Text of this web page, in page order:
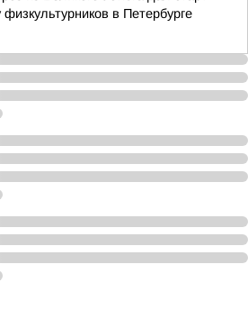
в Петербурге